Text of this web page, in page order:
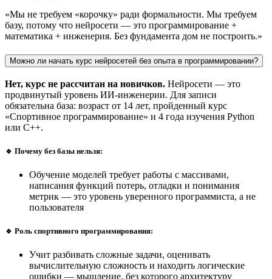
«Мы не требуем «корочку» ради формальности. Мы требуем
базу, потому что нейросети — это программирование +
математика + инженерия. Без фундамента дом не построить.»
Можно ли начать курс нейросетей без опыта в программировании?
Нет, курс не рассчитан на новичков. Нейросети — это
продвинутый уровень ИИ-инженерии. Для записи
обязательна база: возраст от 14 лет, пройденный курс
«Спортивное программирование» и 4 года изучения Python
или C++.
🔹 Почему без базы нельзя:
Обучение моделей требует работы с массивами,
написания функций потерь, отладки и понимания
метрик — это уровень уверенного программиста, а не
пользователя
🔹 Роль спортивного программирования:
Учит разбивать сложные задачи, оценивать
вычислительную сложность и находить логические
ошибки — мышление, без которого архитектуру